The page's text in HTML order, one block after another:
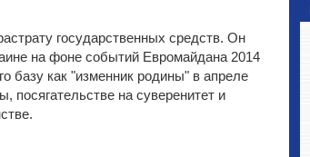
государственных средств. Он
на фоне событий Евромайдана 2014
базу как "изменник родины" в апреле
посягательстве на суверенитет и